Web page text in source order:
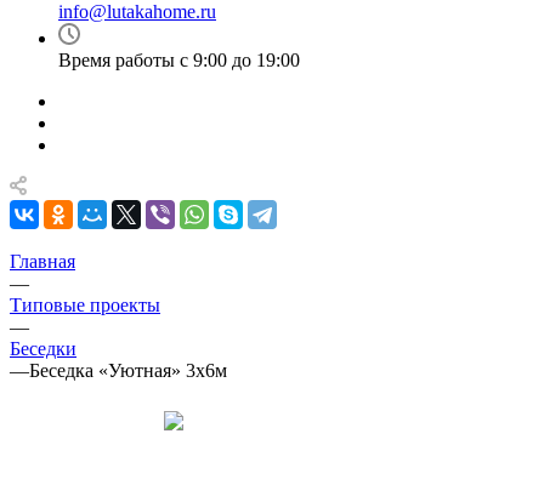
info@lutakahome.ru
Время работы с 9:00 до 19:00
Главная
—
Типовые проекты
—
Беседки
—Беседка «Уютная» 3х6м